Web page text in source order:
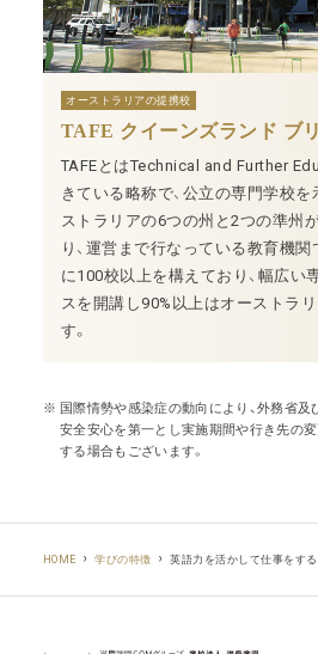
オーストラリアの提携校
TAFE クイーンズランド ブ
TAFEとはTechnical and Further
きている略称で、公立の専門学校を
ストラリアの6つの州と2つの準州
り、運営まで行なっている教育機
に100校以上を構えており、幅広い
スを開講し90%以上はオーストラ
す。
国際情勢や感染症の動向により、外務省及
安全安心を第一とし実施期間や行き先の
する場合もございます。
HOME 学びの特徴 英語力を活かして仕事をする